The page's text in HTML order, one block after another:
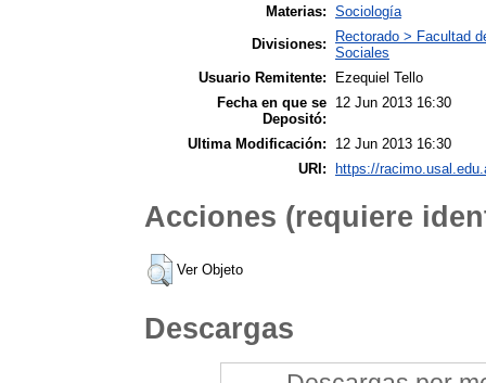
Materias: Sociología
Divisiones:
Rectorado > Facultad
Sociales
Usuario Remitente:
Ezequiel Tello
Fecha en que se
Depositó:
12 Jun 2013 16:30
Ultima Modificación:
12 Jun 2013 16:30
URI:
https://
Acciones (requiere
Ver Objeto
Descargas